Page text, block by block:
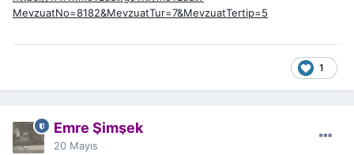
MevzuatNo=8182&MevzuatTur=7&MevzuatTertip=5
1
Emre Şimşek
20 Mayıs